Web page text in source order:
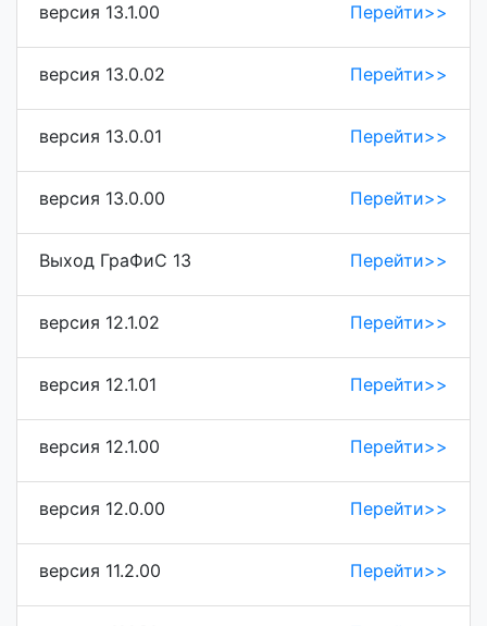
версия 13.1.00 Перейти>>
версия 13.0.02 Перейти>>
версия 13.0.01 Перейти>>
версия 13.0.00 Перейти>>
Выход ГраФиС 13 Перейти>>
версия 12.1.02 Перейти>>
версия 12.1.01 Перейти>>
версия 12.1.00 Перейти>>
версия 12.0.00 Перейти>>
версия 11.2.00 Перейти>>